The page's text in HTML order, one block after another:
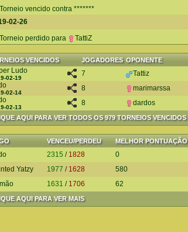
Torneio vencido contra *******
02-26
Torneio perdido para
TattiZ
VENCIDOS JOGADORES OPONENTE
AQUI PARA VER TODOS OS 979 TORNEIOS VENCIDOS
Ludo
02-19
7
Tattiz
02-14
8
marimarssa
02-13
8 dardos
VENCEU/PERDEU MELHOR PONTUAÇÃO
AQUI PARA VER MAIS
2315 / 1828
0
Yatzy
1977 / 1628
580
1631 / 1706 62